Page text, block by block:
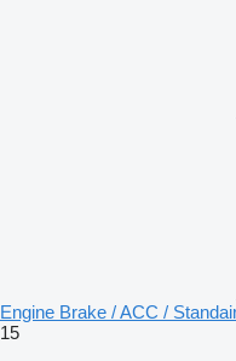
Engine Brake / ACC /
15